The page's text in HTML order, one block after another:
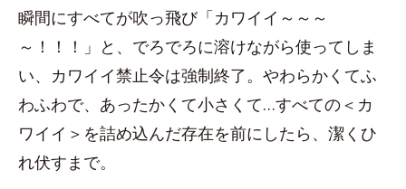
瞬間にすべてが吹っ飛び「カワイイ～～～
～！！！」と、でろでろに溶けながら使ってしま
い、カワイイ禁止令は強制終了。やわらかくてふ
わふわで、あったかくて小さくて…すべての＜カ
ワイイ＞を詰め込んだ存在を前にしたら、潔くひ
れ伏すまで。